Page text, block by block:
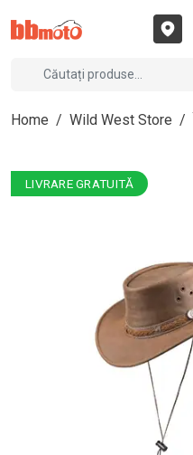
Home / Wild West Store /
LIVRARE GRATUITĂ